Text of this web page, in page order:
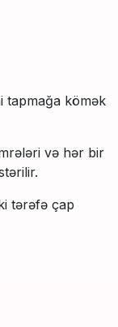
tapmağa kömək
və hər bir
tərəfə çap